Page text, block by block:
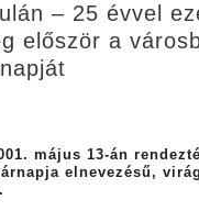
– 25 évvel
először a
május 13-án
elnevezésű,